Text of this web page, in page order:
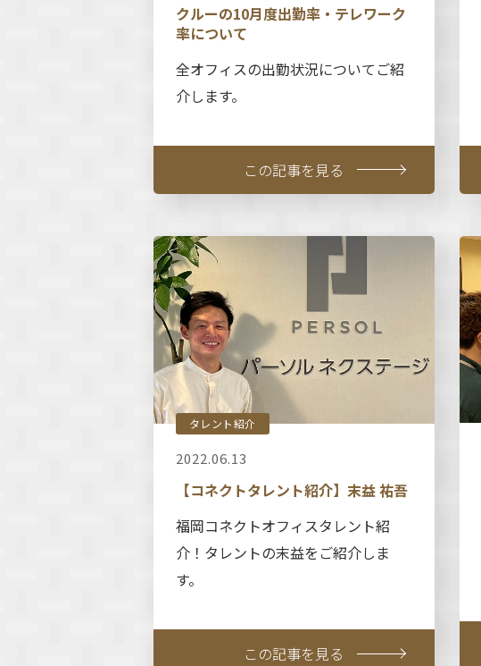
クルーの10月度出勤率・テレワーク
率について
全オフィスの出勤状況についてご紹
介します。
この記事を見る
タレント紹介
2022.06.13
【コネクトタレント紹介】末益 祐吾
福岡コネクトオフィスタレント紹
介！タレントの末益をご紹介しま
す。
この記事を見る